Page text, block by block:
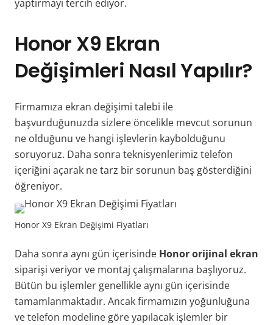
yaptırmayı tercih ediyor.
Honor X9 Ekran
Değişimleri Nasıl Yapılır?
Firmamıza ekran değişimi talebi ile
başvurduğunuzda sizlere öncelikle mevcut sorunun
ne olduğunu ve hangi işlevlerin kaybolduğunu
soruyoruz. Daha sonra teknisyenlerimiz telefon
içeriğini açarak ne tarz bir sorunun baş gösterdiğini
öğreniyor.
Honor X9 Ekran Değişimi Fiyatları
Daha sonra aynı gün içerisinde Honor orijinal ekran
siparişi veriyor ve montaj çalışmalarına başlıyoruz.
Bütün bu işlemler genellikle aynı gün içerisinde
tamamlanmaktadır. Ancak firmamızın yoğunluğuna
ve telefon modeline göre yapılacak işlemler bir